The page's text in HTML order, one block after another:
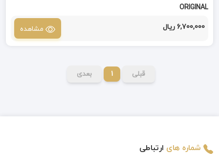
ORIGINAL
6,700,000 ریال مشاهده
قبلی 1 بعدی
شماره های ارتباطی